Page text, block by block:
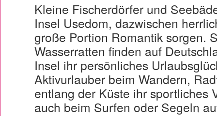
Kleine Fischerdörfer und
Insel Usedom, dazwischen
große Portion Romantik sorgen.
Wasserratten finden auf
Insel ihr persönliches
Aktivurlauber beim Wandern,
entlang der Küste ihr sportliches
auch beim Surfen oder Segeln